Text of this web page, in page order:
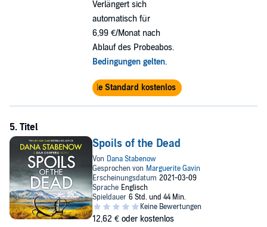
Verlängert sich
automatisch für
6,99 €/Monat nach
Ablauf des Probeabos.
Bedingungen gelten.
Audible Standard kostenlos testen
Spoils of the Dead
12,62 € oder kostenlos